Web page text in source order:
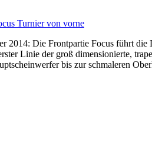
2014: Die Frontpartie Focus führt die
Linie der groß dimensionierte,
bis zur schmaleren